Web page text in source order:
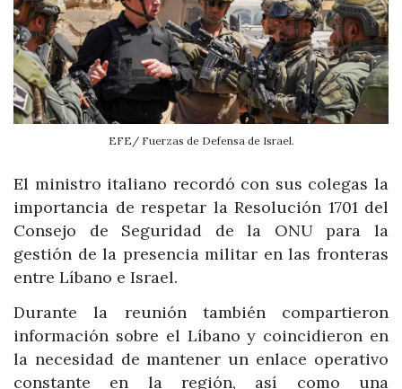
EFE/ Fuerzas de Defensa de Israel.
El ministro italiano recordó con sus colegas la
importancia de respetar la Resolución 1701 del
Consejo de Seguridad de la ONU para la
gestión de la presencia militar en las fronteras
entre Líbano e Israel.
Durante la reunión también compartieron
información sobre el Líbano y coincidieron en
la necesidad de mantener un enlace operativo
constante en la región, así como una